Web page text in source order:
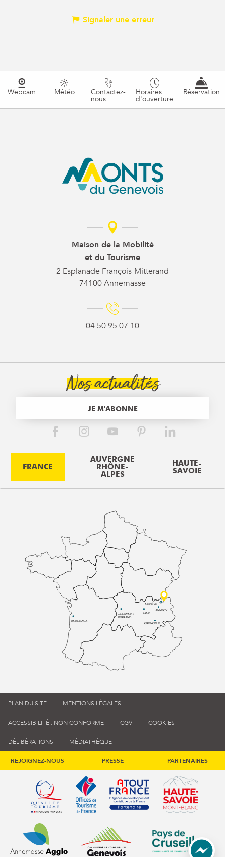
Signaler une erreur
Webcam Météo Contactez-
nous
Horaires
d'ouverture
Réservation
Maison de la Mobilité
et du Tourisme
2 Esplanade François-Mitterand
74100 Annemasse
04 50 95 07 10
Nos actualités
JE M'ABONNE
FRANCE
AUVERGNE
RHÔNE-
ALPES
HAUTE-
SAVOIE
BORDEAUX
CLERMONT-
FERRAND
LYON
ANNECY
GRENOBLE
GENÈVE
PLAN DU SITE MENTIONS LÉGALES
ACCESSIBILITÉ : NON CONFORME CGV COOKIES
DÉLIBÉRATIONS MÉDIATHÈQUE
REJOIGNEZ-NOUS PRESSE PARTENAIRES
Qualité tourisme (s'ouvre dans une nouvelle fenêtre)
Office de tourisme de France (s'ouvre
Atout France (s'ouvre dans
Annemasse Agglo (s'ouvre dans une nouvelle fenêtre)
Communauté de communes du
Communauté de